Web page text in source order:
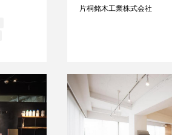
片桐銘木工業株式会社